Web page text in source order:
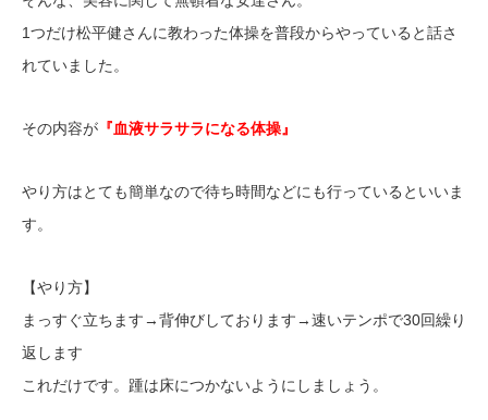
1つだけ松平健さんに教わった体操を普段からやっていると話さ
れていました。
その内容が 『血液サラサラになる体操』
やり方はとても簡単なので待ち時間などにも行っているといいま
す。
【やり方】
まっすぐ立ちます→背伸びしております→速いテンポで30回繰り
返します
これだけです。踵は床につかないようにしましょう。